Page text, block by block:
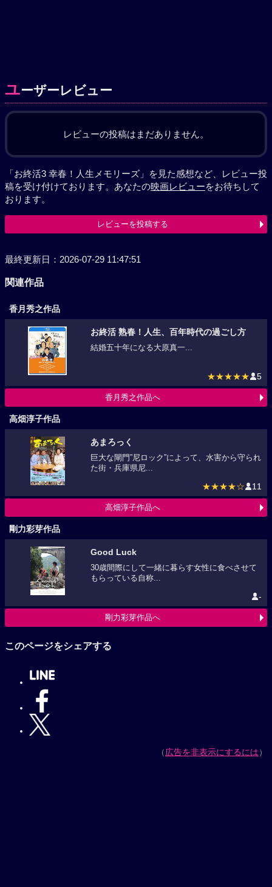
ユーザーレビュー
レビューの投稿はまだありません。
「お終活3 幸春！人生メモリーズ」を見た感想など、レビュー投
稿を受け付けております。あなたの映画レビューをお待ちして
おります。
レビューを投稿する
最終更新日：2026-07-29 11:47:51
関連作品
香月秀之作品
お終活 熟春！人生、百年時代の過ごし方
結婚五十年になる大原真一...
★★★★★ 5
香月秀之作品へ
高畑淳子作品
あまろっく
巨大な閘門”尼ロック”によって、水害から守られ
た街・兵庫県尼...
★★★★☆ 11
高畑淳子作品へ
剛力彩芽作品
Good Luck
30歳間際にして一緒に暮らす女性に食べさせて
もらっている自称...
-
剛力彩芽作品へ
このページをシェアする
（広告を非表示にするには）